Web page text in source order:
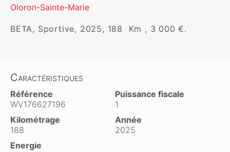
Oloron-Sainte-Marie
BETA, Sportive, 2025, 188  Km , 3 000 €.
Caractéristiques
Référence
WV176627196
Puissance fiscale
1
Kilométrage
188
Année
2025
Energie